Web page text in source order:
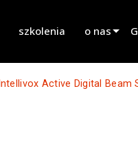
szkolenia o nas
Intellivox Active Digital Beam